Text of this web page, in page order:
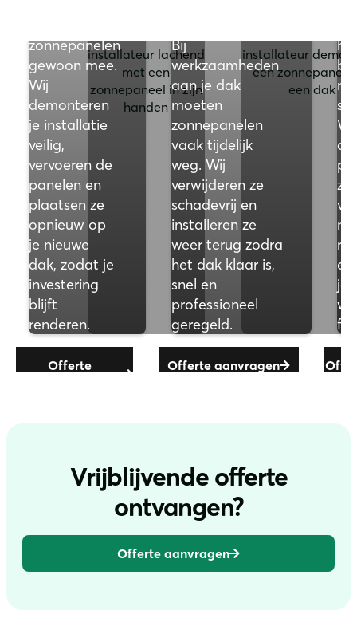
zonnepanelen
gewoon mee.
Wij
demonteren
je installatie
veilig,
vervoeren de
panelen en
plaatsen ze
opnieuw op
je nieuwe
dak, zodat je
investering
blijft
renderen.
Offerte
Bij
werkzaamheden
aan je dak
moeten
zonnepanelen
vaak tijdelijk
weg. Wij
verwijderen ze
schadevrij en
installeren ze
weer terug zodra
het dak klaar is,
snel en
professioneel
geregeld.
Offerte aanvragen
na
Wij
je
Vrijblijvende offerte
ontvangen?
Offerte aanvragen